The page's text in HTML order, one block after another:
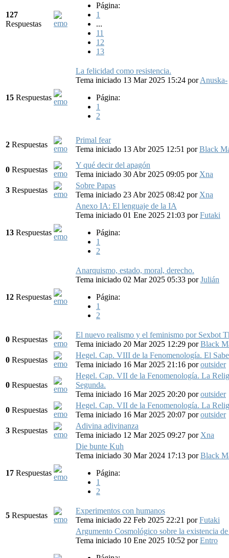
127
Respuestas
Página:
1
...
11
12
13
15 Respuestas
La felicidad como resistencia.
Tema iniciado 13 Mar 2025 15:24 porAnuska-
Página:
1
2
2 Respuestas
Primal fear
Tema iniciado 13 Abr 2025 12:51 porBlack
0 Respuestas
Y qué decir del apagón
Tema iniciado 30 Abr 2025 09:05 por Xna
3 Respuestas
Sobre Papas
Tema iniciado 23 Abr 2025 08:42 por Xna
13 Respuestas
Anexo IA: El lenguaje de la IA
Tema iniciado 01 Ene 2025 21:03 porFutaki
Página:
1
2
12 Respuestas
Anarquismo, estado, moral, derecho.
Tema iniciado 02 Mar 2025 05:33 porJulián
Página:
1
2
0 Respuestas
El nuevo realismo y el feminismo por Sexbot
Tema iniciado 20 Mar 2025 12:29 porBlack
0 Respuestas
Hegel. Cap. VIII de la Fenomenología. El
Tema iniciado 16 Mar 2025 21:16 poroutsider
0 Respuestas
Hegel. Cap. VII de la Fenomenología. La
Segunda.
Tema iniciado 16 Mar 2025 20:20 poroutsider
0 Respuestas
Hegel. Cap. VII de la Fenomenología. La
Tema iniciado 16 Mar 2025 20:07 poroutsider
3 Respuestas
Adivina adivinanza
Tema iniciado 12 Mar 2025 09:27 por Xna
17 Respuestas
Die bunte Kuh
Tema iniciado 30 Mar 2024 17:13 porBlack
Página:
1
2
5 Respuestas
Experimentos con humanos
Tema iniciado 22 Feb 2025 22:21 porFutaki
Argumento Cosmológico sobre la existencia
Tema iniciado 10 Ene 2025 10:52 porEntro